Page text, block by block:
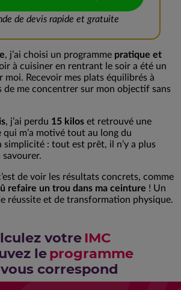
de devis rapide et gratuite
, j’ai choisi un programme pratique et
à cuisiner en rentrant le soir a été un
Recevoir mes plats équilibrés à
de me concentrer sur mon objectif sans
, j’ai perdu 15 kilos et retrouvé une
qui m’a motivé tout au long du
simplicité : tout est prêt, il n’y a plus
savourer.
de voir les résultats concrets, comme
refaire un trou dans ma ceinture ! Un
réussite et de transformation physique.
votre IMC
leprogramme
correspond